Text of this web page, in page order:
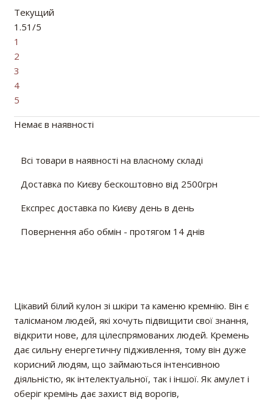
Текущий
1.51/5
1
2
3
4
5
Немає в наявності
Всі товари в наявності на власному складі
Доставка по Києву бескоштовно від 2500грн
Експрес доставка по Києву день в день
Повернення або обмін - протягом 14 днів
Цікавий білий кулон зі шкіри та каменю кремнію. Він є
талісманом людей, які хочуть підвищити свої знання,
відкрити нове, для цілеспрямованих людей. Кремень
дає сильну енергетичну підживлення, тому він дуже
корисний людям, що займаються інтенсивною
діяльністю, як інтелектуальної, так і іншої. Як амулет і
оберіг кремінь дає захист від ворогів,